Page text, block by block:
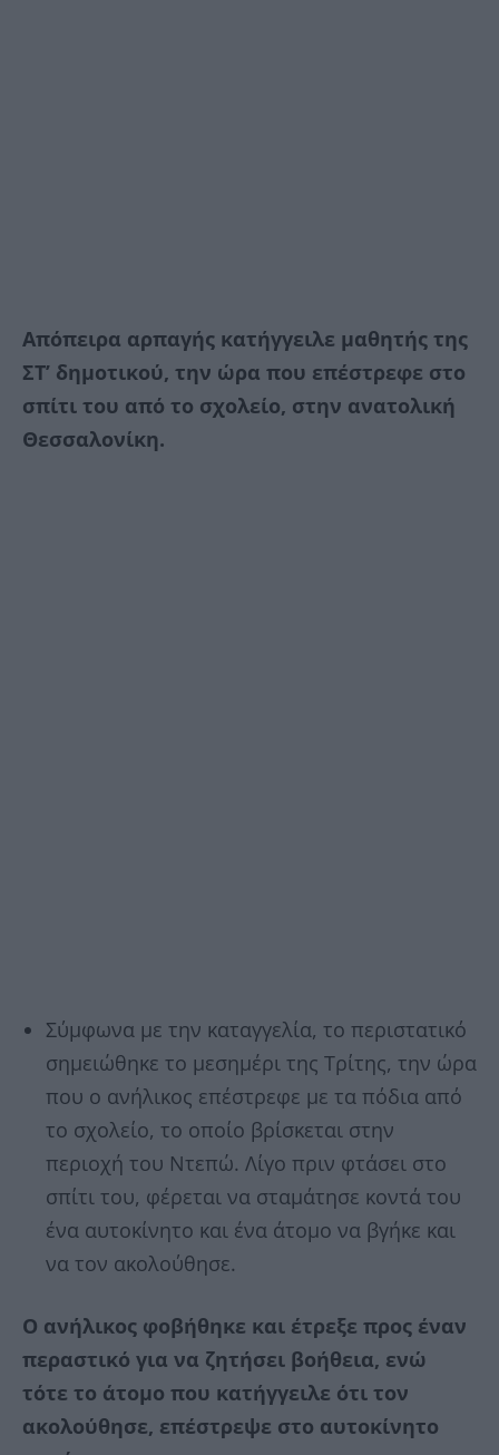
Απόπειρα αρπαγής κατήγγειλε μαθητής της
ΣΤ’ δημοτικού, την ώρα που επέστρεφε στο
σπίτι του από το σχολείο, στην ανατολική
Θεσσαλονίκη.
Σύμφωνα με την καταγγελία, το περιστατικό
σημειώθηκε το μεσημέρι της Τρίτης, την ώρα
που ο ανήλικος επέστρεφε με τα πόδια από
το σχολείο, το οποίο βρίσκεται στην
περιοχή του Ντεπώ. Λίγο πριν φτάσει στο
σπίτι του, φέρεται να σταμάτησε κοντά του
ένα αυτοκίνητο και ένα άτομο να βγήκε και
να τον ακολούθησε.
Ο ανήλικος φοβήθηκε και έτρεξε προς έναν
περαστικό για να ζητήσει βοήθεια, ενώ
τότε το άτομο που κατήγγειλε ότι τον
ακολούθησε, επέστρεψε στο αυτοκίνητο